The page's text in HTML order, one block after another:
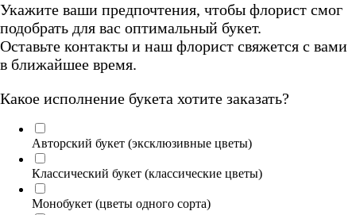
Укажите ваши предпочтения, чтобы флорист смог
подобрать для вас оптимальный букет.
Оставьте контакты и наш флорист свяжется с вами
в ближайшее время.
Какое исполнение букета хотите заказать?
Авторский букет (эксклюзивные цветы)
Классический букет (классические цветы)
Монобукет (цветы одного сорта)